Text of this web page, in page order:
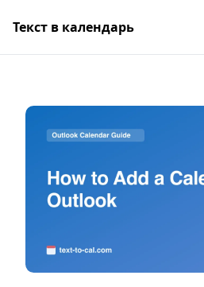
Текст в календарь